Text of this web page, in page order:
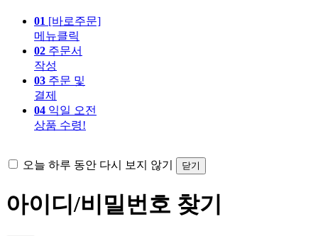
01 [바로주문]
메뉴클릭
02 주문서
작성
03 주문 및
결제
04 익일 오전
상품 수령!
오늘 하루 동안 다시 보지 않기 닫기
아이디/비밀번호 찾기